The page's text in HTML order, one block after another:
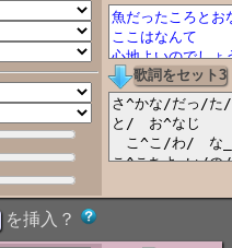
を挿入？